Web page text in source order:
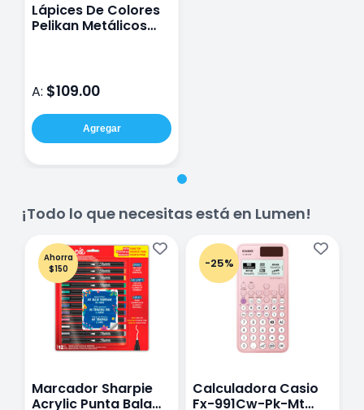
Lápices De Colores
Pelikan Metálicos
A: $109.00
Agregar
¡Todo lo que necesitas está en Lumen!
Ahorra
$150
Marcador Sharpie
Acrylic Punta Bala
-25%
Calculadora Casio
Fx-991Cw-Pk-Mt